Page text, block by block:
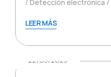
Detección electrónica
LEER MÁS
22/05/2025